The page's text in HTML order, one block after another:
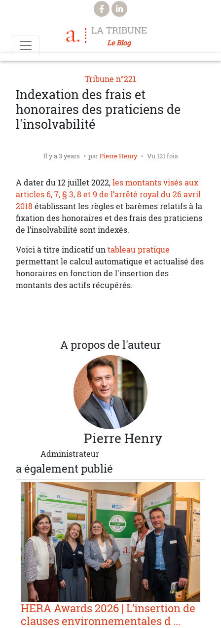
Aller au contenu principal
LA TRIBUNE
Le Blog
Tribune n°221
Indexation des frais et
honoraires des praticiens de
l'insolvabilité
Il y a 3 years parPierre Henry Vu 121 fois
A dater du 12 juillet 2022,les montants visés aux
articles 6, 7, § 3, 8 et 9 de l’arrêté royal du 26 avril
2018 établissant les règles et barèmes relatifs à la
fixation des honoraires et des frais des praticiens
de l’insolvabilité sont indexés.
Voici à titre indicatif untableau pratique
permettant le calcul automatique et actualisé des
honoraires en fonction de l'insertion des
montants des actifs récupérés.
A propos de l'auteur
Pierre Henry
Administrateur
a également publié
HERA Awards 2026 | L’insertion de
clauses environnementales d ...